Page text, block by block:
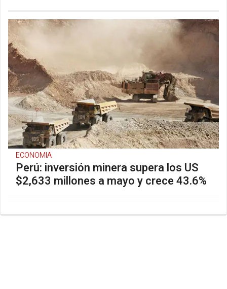
ECONOMIA
Perú: inversión minera supera los US
$2,633 millones a mayo y crece 43.6%